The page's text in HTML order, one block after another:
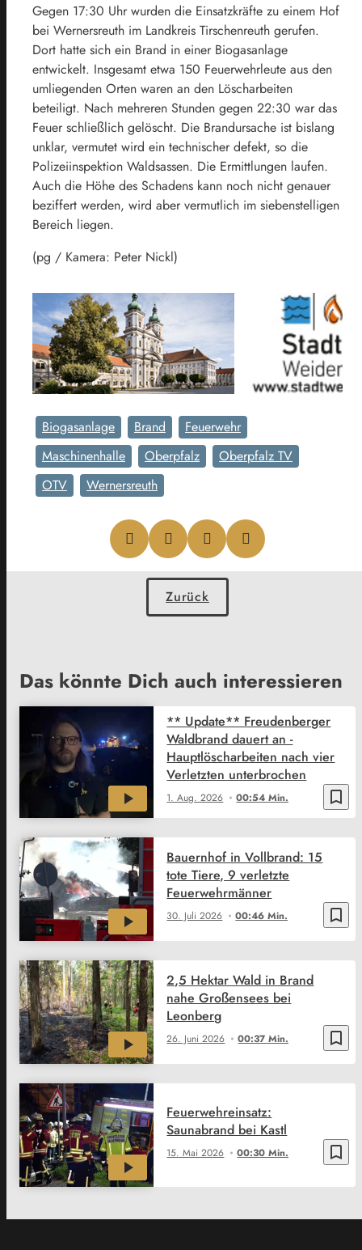
Gegen 17:30 Uhr wurden die Einsatzkräfte zu einem Hof
bei Wernersreuth im Landkreis Tirschenreuth gerufen.
Dort hatte sich ein Brand in einer Biogasanlage
entwickelt. Insgesamt etwa 150 Feuerwehrleute aus den
umliegenden Orten waren an den Löscharbeiten
beteiligt. Nach mehreren Stunden gegen 22:30 war das
Feuer schließlich gelöscht. Die Brandursache ist bislang
unklar, vermutet wird ein technischer defekt, so die
Polizeiinspektion Waldsassen. Die Ermittlungen laufen.
Auch die Höhe des Schadens kann noch nicht genauer
beziffert werden, wird aber vermutlich im siebenstelligen
Bereich liegen.
(pg / Kamera: Peter Nickl)
Biogasanlage Brand
Feuerwehr
Maschinenhalle
Oberpfalz
Oberpfalz TV
OTV
Wernersreuth
Zurück
Das könnte Dich auch interessieren
bookmark_border
1. Aug. 2026 00:54 Min.
** Update** Freudenberger
Waldbrand dauert an -
Hauptlöscharbeiten nach vier
Verletzten unterbrochen
bookmark_border
30. Juli 2026 00:46 Min.
Bauernhof in Vollbrand: 15
tote Tiere, 9 verletzte
Feuerwehrmänner
bookmark_border
26. Juni 2026 00:37 Min.
2,5 Hektar Wald in Brand
nahe Großensees bei
Leonberg
bookmark_border
15. Mai 2026 00:30 Min.
Feuerwehreinsatz:
Saunabrand bei Kastl